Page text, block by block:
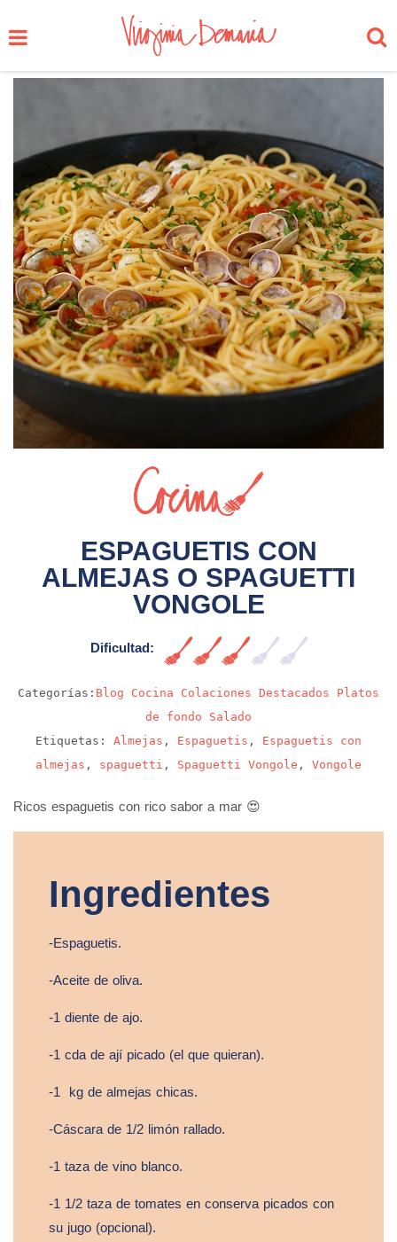
ESPAGUETIS CON
ALMEJAS O SPAGUETTI
VONGOLE
Dificultad:
Categorías: Blog Cocina Colaciones Destacados
Platos
de fondo
Salado
Etiquetas: Almejas , Espaguetis , Espaguetis con
almejas , spaguetti , Spaguetti Vongole , Vongole
Ricos espaguetis con rico sabor a mar 😍
Ingredientes
-Espaguetis.
-Aceite de oliva.
-1 diente de ajo.
-1 cda de ají picado (el que quieran).
-1 kg de almejas chicas.
-Cáscara de 1/2 limón rallado.
-1 taza de vino blanco.
-1 1/2 taza de tomates en conserva picados con
su jugo (opcional).